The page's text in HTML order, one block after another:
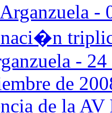
-
-
de
de la